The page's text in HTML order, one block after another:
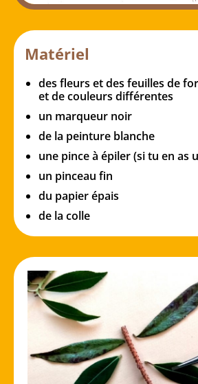
Matériel
des fleurs et des feuilles de
et de couleurs différentes
un marqueur noir
de la peinture blanche
une pince à épiler (si tu en as
un pinceau fin
du papier épais
de la colle